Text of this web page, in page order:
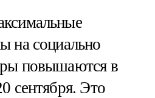
на социально
повышаются в
сентября. Это